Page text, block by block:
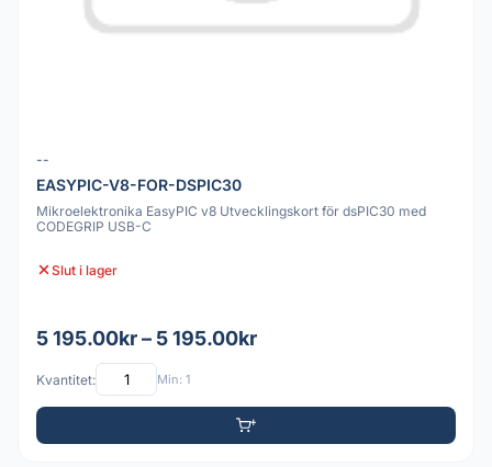
--
EASYPIC-V8-FOR-DSPIC30
Mikroelektronika EasyPIC v8 Utvecklingskort för dsPIC30 med
CODEGRIP USB-C
Slut i lager
5 195.00kr – 5 195.00kr
Kvantitet: Min: 1